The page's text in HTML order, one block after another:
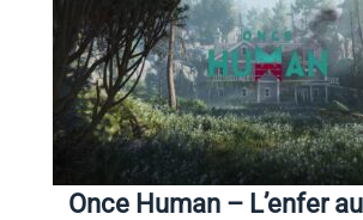
Once Human – L’enfer